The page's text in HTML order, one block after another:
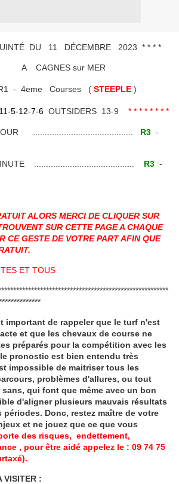
DU 11 DÉCEMBRE 2023 * * * *
A CAGNES sur MER
Courses ( STEEPLE )
5-12-7-6 OUTSIDERS 13-9 * * * * * * * *
.......................................... R3 -
.......................................... R3 -
ALORS MERCI DE CLIQUER SUR
SUR CETTE PAGE A CHAQUE
CE GESTE DE VOTRE PART AFIN QUE
ET TOUS
important de rappeler que le turf n'est
et que les chevaux de course ne
préparés pour la compétition avec les
le pronostic est bien entendu très
impossible de maitriser tous les
problèmes d'allures, ou tout
qui font que même avec un bon
d'aligner plusieurs mauvais résultats
périodes. Donc, restez maître de votre
et ne jouez que ce que vous
des risques, endettement,
, pour être aidé appelez le : 09 74 75
VISITER :